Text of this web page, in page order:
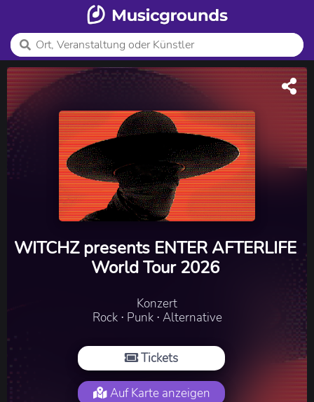
WITCHZ presents ENTER AFTERLIFE
World Tour 2026
Konzert
Rock ⋅ Punk ⋅ Alternative
Tickets
Auf Karte anzeigen